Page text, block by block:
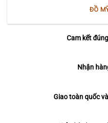
ĐỒ
Cam kết
Nhận
Giao toàn quốc